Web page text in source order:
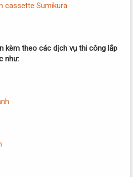
cassette Sumikura
kèm theo các dịch vụ thi công lắp
như: